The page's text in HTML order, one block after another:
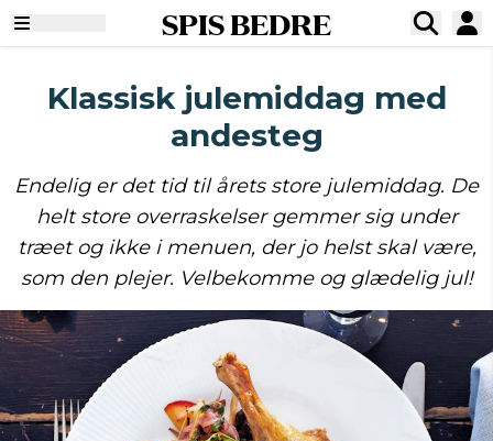
SPIS BEDRE
Klassisk julemiddag med
andesteg
Endelig er det tid til årets store julemiddag. De
helt store overraskelser gemmer sig under
træet og ikke i menuen, der jo helst skal være,
som den plejer. Velbekomme og glædelig jul!